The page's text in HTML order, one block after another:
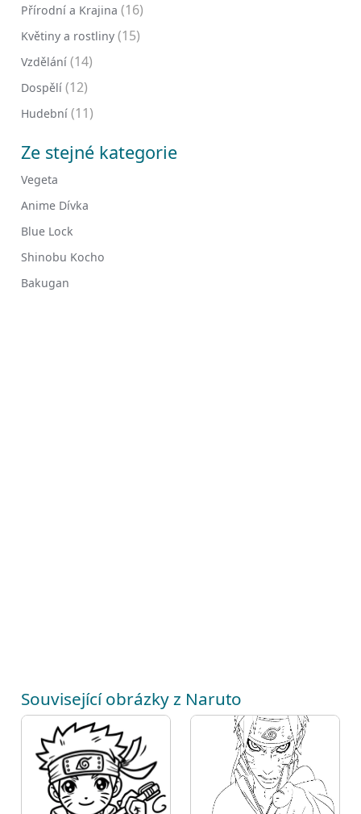
Přírodní a Krajina (16)
Květiny a rostliny (15)
Vzdělání (14)
Dospělí (12)
Hudební (11)
Ze stejné kategorie
Vegeta
Anime Dívka
Blue Lock
Shinobu Kocho
Bakugan
Související obrázky z Naruto